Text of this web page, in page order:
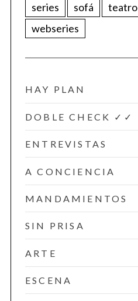
series
sofá teatro
webseries
HAY PLAN
DOBLE CHECK ✓✓
ENTREVISTAS
A CONCIENCIA
MANDAMIENTOS
SIN PRISA
ARTE
ESCENA